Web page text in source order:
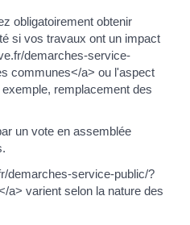
obligatoirement obtenir
si vos travaux ont un impact
demarches-service-
communes</a> ou l'aspect
remplacement des
un vote en assemblée
demarches-service-public/?
a> varient selon la nature des